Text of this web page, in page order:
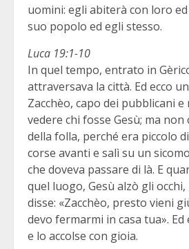
uomini: egli abiterà con loro
suo popolo ed egli stesso.
Luca 19:1-10
In quel tempo, entrato in
attraversava la città. Ed ecco
Zacchèo, capo dei pubblicani e
vedere chi fosse Gesù; ma non
della folla, perché era piccolo
corse avanti e salì su un
che doveva passare di là. E
quel luogo, Gesù alzò gli
disse: «Zacchèo, presto vieni
devo fermarmi in casa tua».
e lo accolse con gioia.